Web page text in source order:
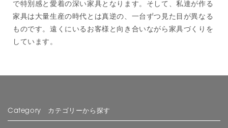
で特別感と愛着の深い家具となります。そして、私達が作る
家具は大量生産の時代とは真逆の、一台ずつ見た目が異なる
ものです。遠くにいるお客様と向き合いながら家具づくりを
しています。
Category カテゴリーから探す